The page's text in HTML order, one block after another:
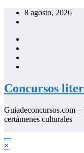
Saltar
8 agosto, 2026
Concursos
Guiadeconcursos.com
certámenes culturales
×